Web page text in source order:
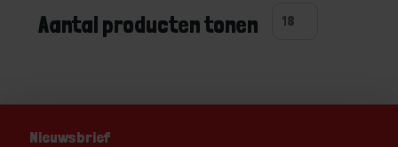
Aantal producten tonen
Nieuwsbrief